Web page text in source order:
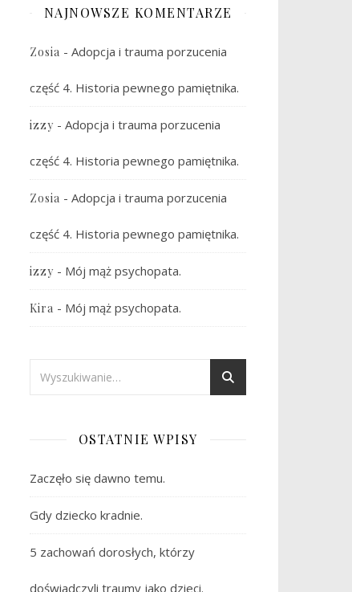
NAJNOWSZE KOMENTARZE
Zosia - Adopcja i trauma porzucenia
część 4. Historia pewnego pamiętnika.
izzy - Adopcja i trauma porzucenia
część 4. Historia pewnego pamiętnika.
Zosia - Adopcja i trauma porzucenia
część 4. Historia pewnego pamiętnika.
izzy - Mój mąż psychopata.
Kira - Mój mąż psychopata.
OSTATNIE WPISY
Zaczęło się dawno temu.
Gdy dziecko kradnie.
5 zachowań dorosłych, którzy
doświadczyli traumy jako dzieci.